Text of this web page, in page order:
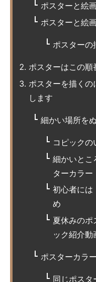
ポスターと絵
ポスターと絵
ポスターの
ポスターはこの順
ポスターを描く
します
細かい場所を
コピックの
細かいとこ
ターカラー
初心者には
め
夏休みの
ック紹介動
ポスターカラ
同じポスタ